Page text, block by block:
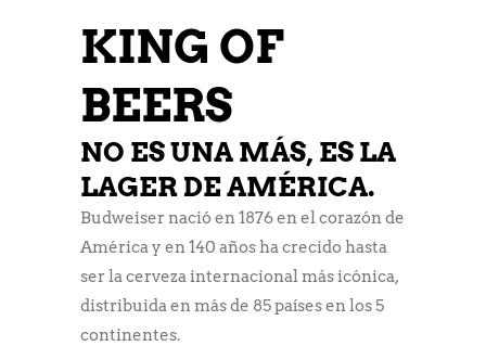
KING OF
BEERS
NO ES UNA MÁS, ES LA
LAGER DE AMÉRICA.
Budweiser nació en 1876 en el corazón de
América y en 140 años ha crecido hasta
ser la cerveza internacional más icónica,
distribuida en más de 85 países en los 5
continentes.